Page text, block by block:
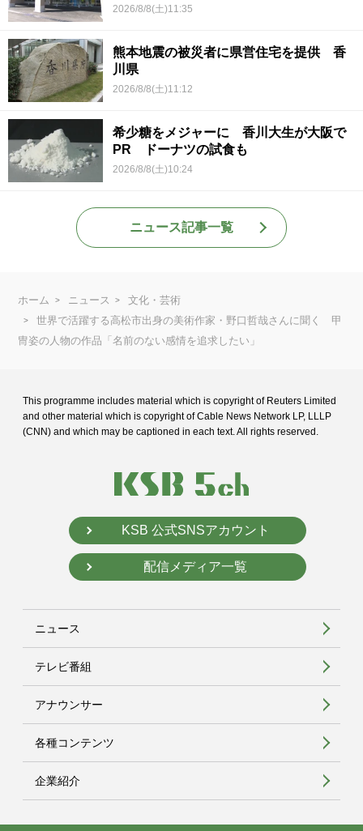
2026/8/8(土)11:35
熊本地震の被災者に県営住宅を提供 香
川県
2026/8/8(土)11:12
希少糖をメジャーに 香川大生が大阪で
PR ドーナツの試食も
2026/8/8(土)10:24
ニュース記事一覧
ホーム ニュース
文化・芸術
世界で活躍する高松市出身の美術作家・野口哲哉さんに聞く 甲
冑姿の人物の作品「名前のない感情を追求したい」
This programme includes material which is copyright of Reuters Limited
and other material which is copyright of Cable News Network LP, LLLP
(CNN) and which may be captioned in each text. All rights reserved.
KSB 公式SNSアカウント
配信メディア一覧
ニュース
テレビ番組
アナウンサー
各種コンテンツ
企業紹介